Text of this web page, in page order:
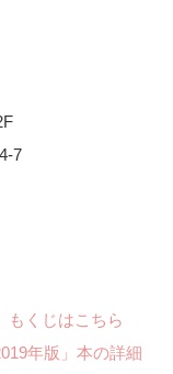
7
もくじはこちら
年版」本の詳細